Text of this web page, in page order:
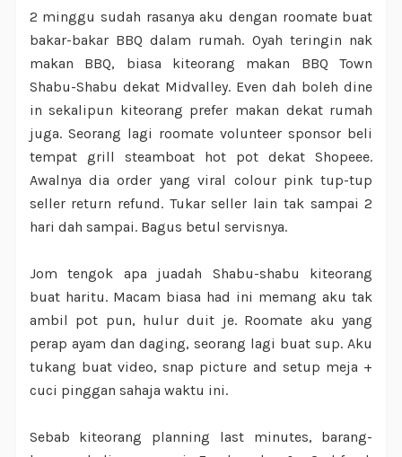
2 minggu sudah rasanya aku dengan roomate buat
bakar-bakar BBQ dalam rumah. Oyah teringin nak
makan BBQ, biasa kiteorang makan BBQ Town
Shabu-Shabu dekat Midvalley. Even dah boleh dine
in sekalipun kiteorang prefer makan dekat rumah
juga. Seorang lagi roomate volunteer sponsor beli
tempat grill steamboat hot pot dekat Shopeee.
Awalnya dia order yang viral colour pink tup-tup
seller return refund. Tukar seller lain tak sampai 2
hari dah sampai. Bagus betul servisnya.
Jom tengok apa juadah Shabu-shabu kiteorang
buat haritu. Macam biasa had ini memang aku tak
ambil pot pun, hulur duit je. Roomate aku yang
perap ayam dan daging, seorang lagi buat sup. Aku
tukang buat video, snap picture and setup meja +
cuci pinggan sahaja waktu ini.
Sebab kiteorang planning last minutes, barang-